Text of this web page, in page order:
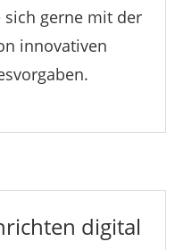
gerne mit der
innovativen
digital